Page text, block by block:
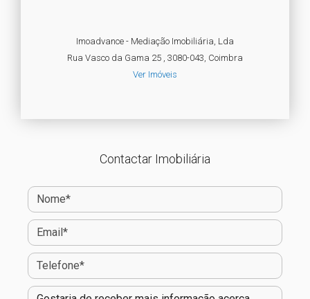
Imoadvance - Mediação Imobiliária, Lda
Rua Vasco da Gama 25 , 3080-043, Coimbra
Ver Imóveis
Contactar Imobiliária